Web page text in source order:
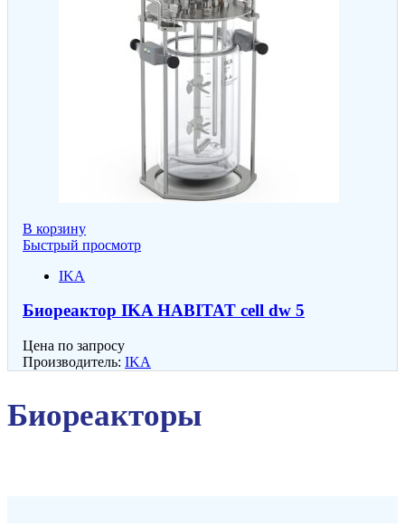
В корзину
Быстрый просмотр
IKA
Биореактор IKA HABITAT cell dw 5
Цена по запросу
Производитель: IKA
Биореакторы